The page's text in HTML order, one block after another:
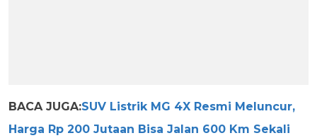
BACA JUGA:SUV Listrik MG 4X Resmi Meluncur,
Harga Rp 200 Jutaan Bisa Jalan 600 Km Sekali